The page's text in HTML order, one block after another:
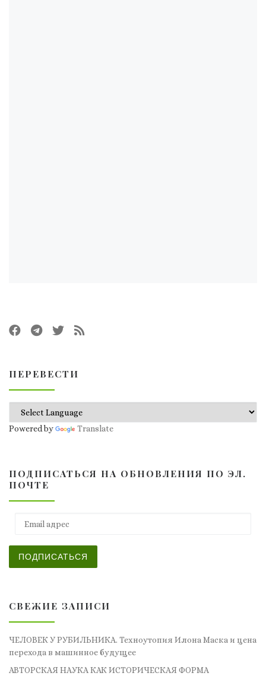
ПЕРЕВЕСТИ
Powered by Translate
ПОДПИСАТЬСЯ НА ОБНОВЛЕНИЯ ПО ЭЛ.
ПОЧТЕ
ПОДПИСАТЬСЯ
СВЕЖИЕ ЗАПИСИ
ЧЕЛОВЕК У РУБИЛЬНИКА. Техноутопия Илона Маска и цена
перехода в машинное будущее
АВТОРСКАЯ НАУКА КАК ИСТОРИЧЕСКАЯ ФОРМА